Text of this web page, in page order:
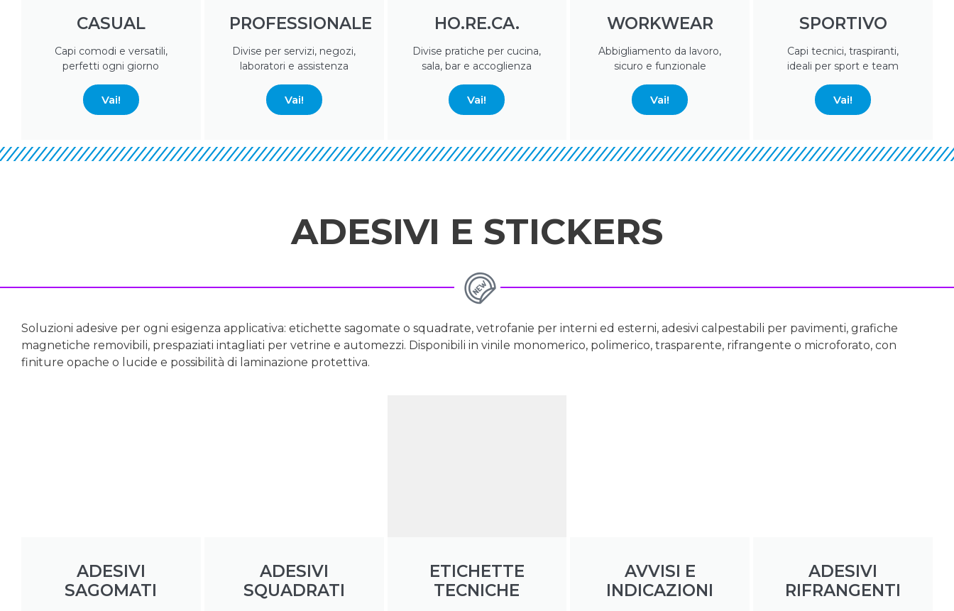
CASUAL
Capi comodi e versatili,
perfetti ogni giorno
Vai!
PROFESSIONALE
Divise per servizi, negozi,
laboratori e assistenza
Vai!
HO.RE.CA.
Divise pratiche per cucina,
sala, bar e accoglienza
Vai!
WORKWEAR
Abbigliamento da lavoro,
sicuro e funzionale
Vai!
SPORTIVO
Capi tecnici, traspiranti,
ideali per sport e team
Vai!
ADESIVI E STICKERS
Soluzioni adesive per ogni esigenza applicativa: etichette sagomate o squadrate, vetrofanie per interni ed esterni, adesivi calpestabili per pavimenti, grafiche
magnetiche removibili, prespaziati intagliati per vetrine e automezzi. Disponibili in vinile monomerico, polimerico, trasparente, rifrangente o microforato, con
finiture opache o lucide e possibilità di laminazione protettiva.
ADESIVI
SAGOMATI
ADESIVI
SQUADRATI
ETICHETTE
TECNICHE
AVVISI E
INDICAZIONI
ADESIVI
RIFRANGENTI